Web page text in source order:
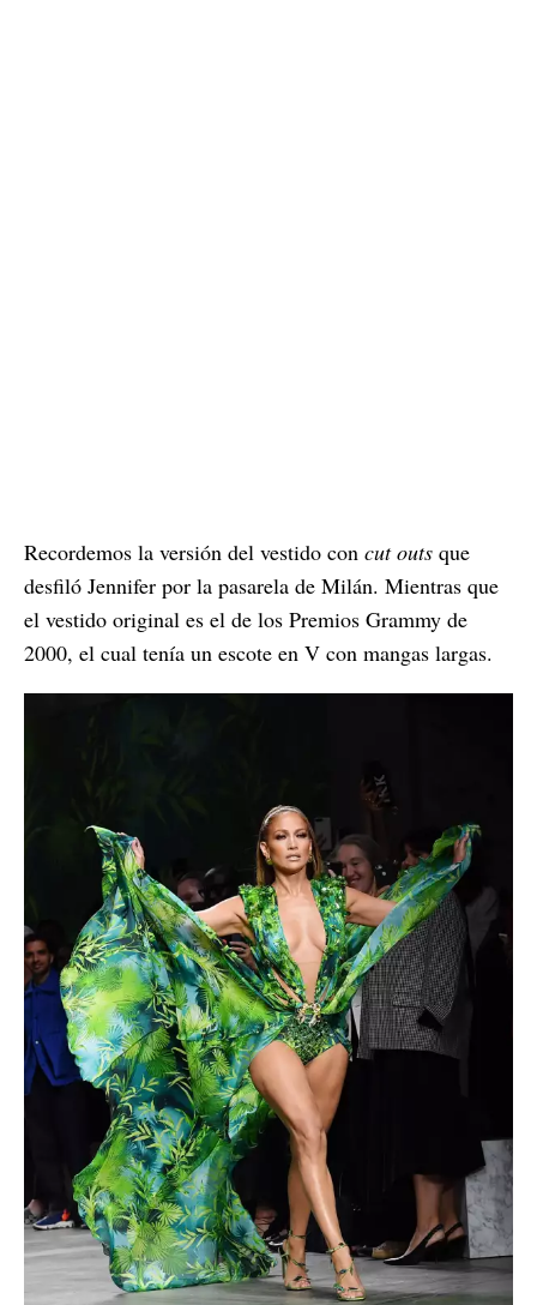
Recordemos la versión del vestido con cut outs que
desfiló Jennifer por la pasarela de Milán. Mientras que
el vestido original es el de los Premios Grammy de
2000, el cual tenía un escote en V con mangas largas.